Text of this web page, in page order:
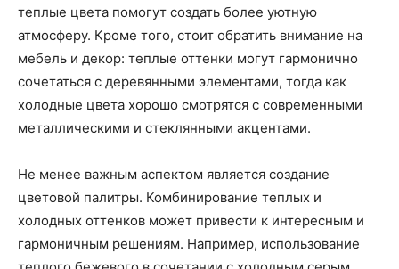
теплые цвета помогут создать более уютную
атмосферу. Кроме того, стоит обратить внимание на
мебель и декор: теплые оттенки могут гармонично
сочетаться с деревянными элементами, тогда как
холодные цвета хорошо смотрятся с современными
металлическими и стеклянными акцентами.
Не менее важным аспектом является создание
цветовой палитры. Комбинирование теплых и
холодных оттенков может привести к интересным и
гармоничным решениям. Например, использование